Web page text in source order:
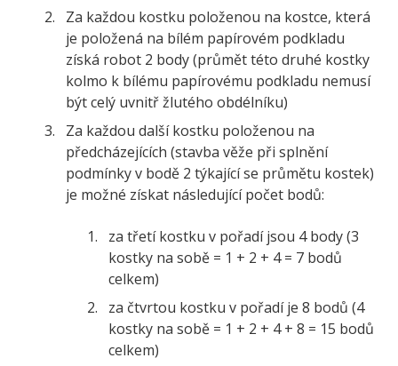
Za každou kostku položenou na kostce, která
je položená na bílém papírovém podkladu
získá robot 2 body (průmět této druhé kostky
kolmo k bílému papírovému podkladu nemusí
být celý uvnitř žlutého obdélníku)
Za každou další kostku položenou na
předcházejících (stavba věže při splnění
podmínky v bodě 2 týkající se průmětu kostek)
je možné získat následující počet bodů:
za třetí kostku v pořadí jsou 4 body (3
kostky na sobě = 1 + 2 + 4 = 7 bodů
celkem)
za čtvrtou kostku v pořadí je 8 bodů (4
kostky na sobě = 1 + 2 + 4 + 8 = 15 bodů
celkem)